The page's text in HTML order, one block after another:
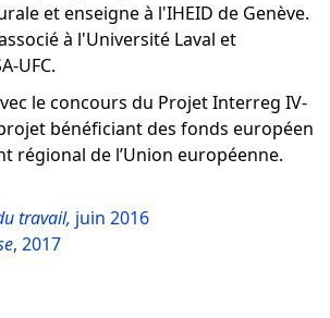
et enseigne à l'IHEID de Genève.
à l'Université Laval et
UFC.
le concours du Projet Interreg IV-
bénéficiant des fonds européen
régional de l’Union européenne.
travail, juin 2016
, 2017